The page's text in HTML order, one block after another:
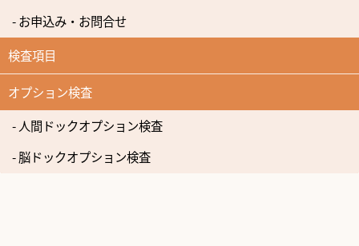
- お申込み・お問合せ
検査項目
オプション検査
- 人間ドックオプション検査
- 脳ドックオプション検査